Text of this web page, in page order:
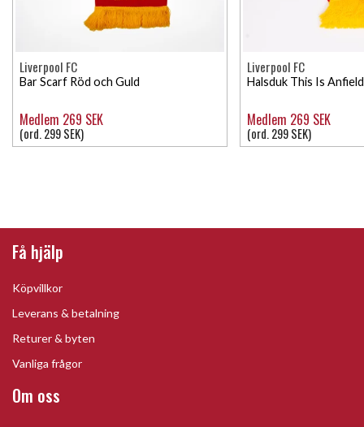
Liverpool FC
Bar Scarf Röd och Guld
Medlem 269 SEK
(ord. 299 SEK)
Liverpool FC
Halsduk This Is Anfield
Medlem 269 SEK
(ord. 299 SEK)
Få hjälp
Köpvillkor
Leverans & betalning
Returer & byten
Vanliga frågor
Om oss